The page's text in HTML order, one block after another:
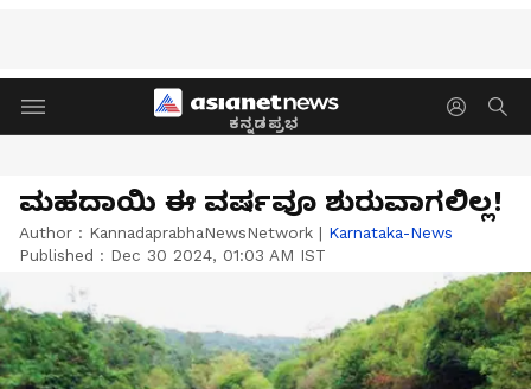
ಕನ್ನಡಪ್ರಭ
ಮಹದಾಯಿ ಈ ವರ್ಷವೂ ಶುರುವಾಗಲಿಲ್ಲ!
Author : KannadaprabhaNewsNetwork | Karnataka-News
Published : Dec 30 2024, 01:03 AM IST